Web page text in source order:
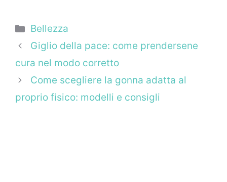
Categorie
Bellezza
Giglio della pace: come prendersene
cura nel modo corretto
Come scegliere la gonna adatta al
proprio fisico: modelli e consigli